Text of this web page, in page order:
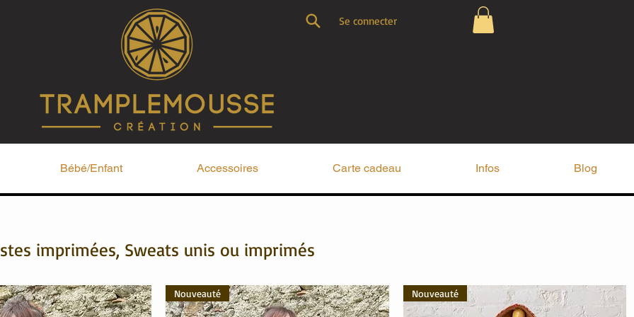
imprimées, Sweats unis ou imprimés
Nouveauté Nouveauté
Bébé/Enfant Accessoires Carte cadeau Infos Blog
Se connecter